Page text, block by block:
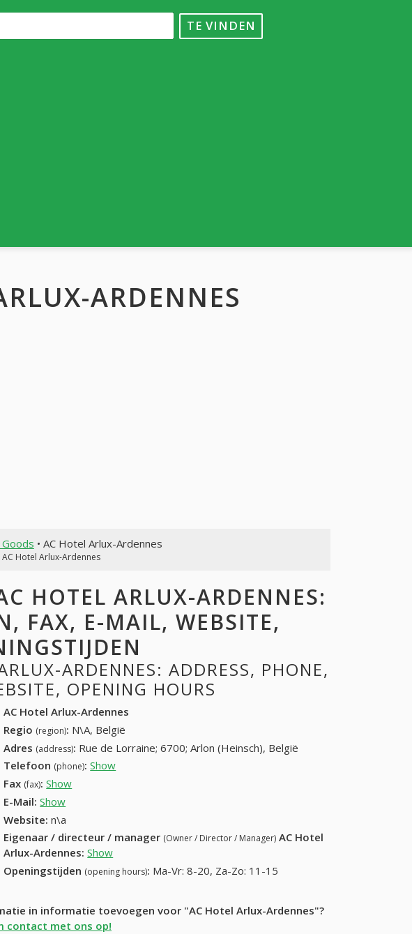
TE VINDEN
ARDENNES
• AC Hotel Arlux-Ardennes
Hotel Arlux-Ardennes
HOTEL ARLUX-ARDENNES:
FAX, E-MAIL, WEBSITE,
ARDENNES: ADDRESS, PHONE,
OPENING HOURS
AC Hotel Arlux-Ardennes
Regio (region): N\A, België
Adres (address): Rue de Lorraine; 6700; Arlon (Heinsch), België
Telefoon (phone): Show
Fax (fax): Show
E-Mail: Show
Website: n\a
Eigenaar / directeur / manager (Owner / Director / Manager) AC Hotel
Arlux-Ardennes: Show
Openingstijden (opening hours): Ma-Vr: 8-20, Za-Zo: 11-15
in informatie toevoegen voor "AC Hotel Arlux-Ardennes"?
contact met ons op!